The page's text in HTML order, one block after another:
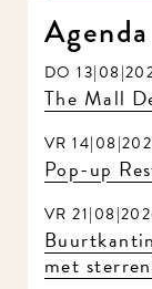
Agenda
DO
The Mall
VR
Pop-up
VR
met